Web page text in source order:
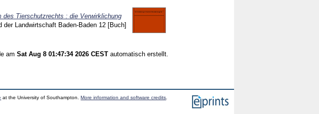
des Tierschutzrechts : die Verwirklichung
der Landwirtschaft Baden-Baden 12 [Buch]
am Sat Aug 8 01:47:34 2026 CEST automatisch erstellt.
at the University of Southampton.More information and software credits